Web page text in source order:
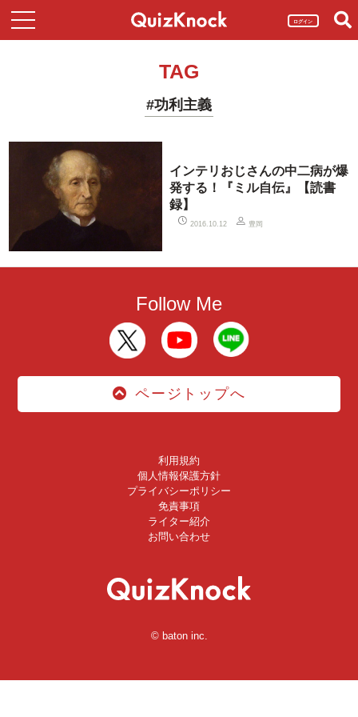
ログイン
TAG
#功利主義
インテリおじさんの中二病が爆
発する！『ミル自伝』【読書
録】
2016.10.12 豊岡
Follow Me
ページトップへ
利用規約
個人情報保護方針
プライバシーポリシー
免責事項
ライター紹介
お問い合わせ
© baton inc.